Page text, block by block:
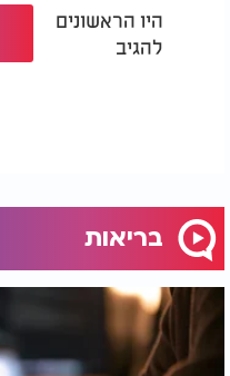
היו הראשונים
להגיב
בריאות